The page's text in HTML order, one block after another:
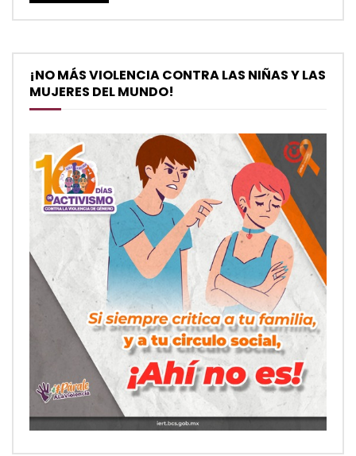
¡NO MÁS VIOLENCIA CONTRA LAS NIÑAS Y LAS
MUJERES DEL MUNDO!